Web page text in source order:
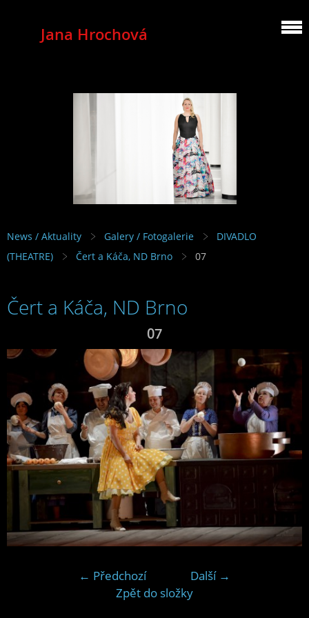
Jana Hrochová
MEZZOSOPRANO
News / Aktuality Galery / Fotogalerie
DIVADLO
(THEATRE)
Čert a Káča, ND Brno 07
Čert a Káča, ND Brno
07
← Předchozí
Další →
Zpět do složky